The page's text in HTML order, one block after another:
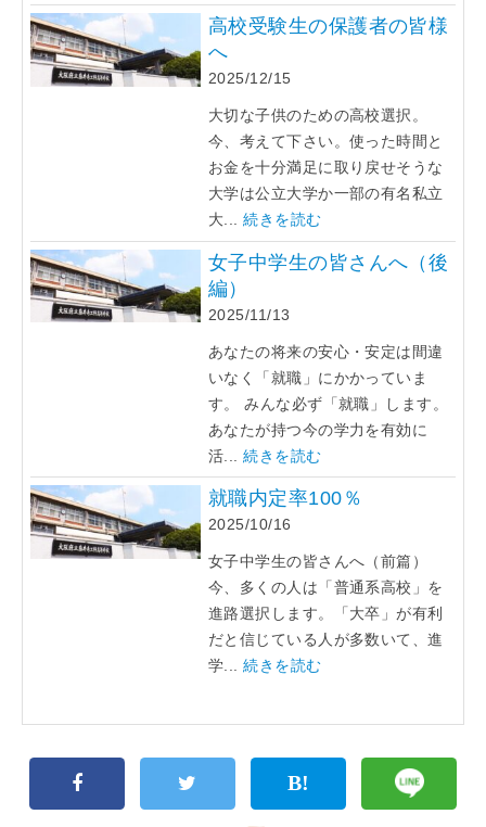
高校受験生の保護者の皆様
へ
2025/12/15
大切な子供のための高校選択。
今、考えて下さい。使った時間と
お金を十分満足に取り戻せそうな
大学は公立大学か一部の有名私立
大...続きを読む
女子中学生の皆さんへ（後
編）
2025/11/13
あなたの将来の安心・安定は間違
いなく「就職」にかかっていま
す。 みんな必ず「就職」します。
あなたが持つ今の学力を有効に
活...続きを読む
就職内定率100％
2025/10/16
女子中学生の皆さんへ（前篇）
今、多くの人は「普通系高校」を
進路選択します。「大卒」が有利
だと信じている人が多数いて、進
学...続きを読む